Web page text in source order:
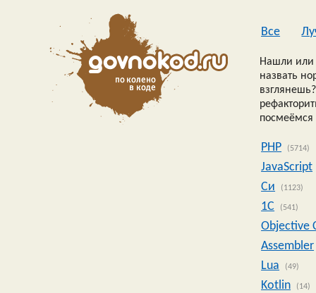
Все
Нашли или
назвать
посмеёмся
PHP (5714)
JavaScript
Си
(1123)
1C (541)
Objective
Assembler
Lua
(49)
Kotlin (14)